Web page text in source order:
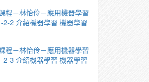
程－林怡伶－應⽤機器學習
2-2 介紹機器學習 機器學習
程－林怡伶－應⽤機器學習
2-3 介紹機器學習 機器學習